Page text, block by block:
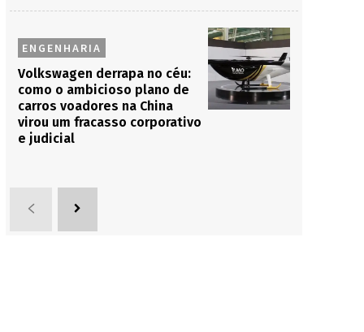
ENGENHARIA
Volkswagen derrapa no céu:
como o ambicioso plano de
carros voadores na China
virou um fracasso corporativo
e judicial